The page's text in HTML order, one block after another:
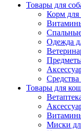
Товары для
Корм для
Одежда
Товары для
Миски